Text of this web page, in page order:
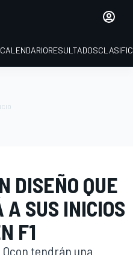
CALENDARIORESULTADOS
DISEÑO QUE
SUS INICIOS
F1
tendrán una